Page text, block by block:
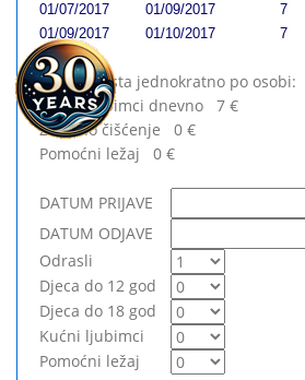
01/07/2017
01/09/2017 7
01/09/2017
01/10/2017 7
Prijava gosta jednokratno po osobi:
Kućni ljubimci dnevno
7 €
Završno čišćenje
0 €
Pomoćni ležaj
0 €
DATUM PRIJAVE
DATUM ODJAVE
Odrasli
Djeca do 12 god
Djeca do 18 god
Kućni ljubimci
Pomoćni ležaj